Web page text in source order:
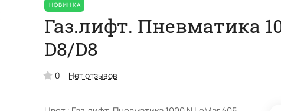
НОВИНКА
Газ.лифт. Пневматика
D8/D8
0 Нет отзывов